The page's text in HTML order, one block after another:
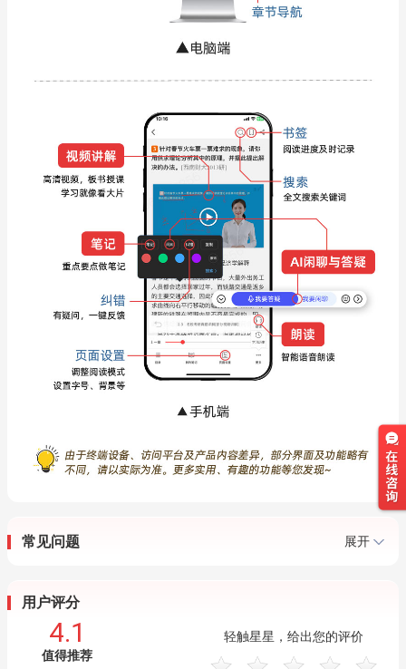
常见问题 展开
用户评分
4.1
值得推荐
轻触星星，给出您的评价